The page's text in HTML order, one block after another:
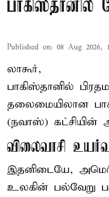
பாகிஸ்தானில்
Published on: 08 Aug 2026,
லாகூர்,
பாகிஸ்தானில்
தலைமையிலான
(நவாஸ்) கட்சியின்
விலைவாசி
இதனிடையே,
உலகின் பல்வேறு